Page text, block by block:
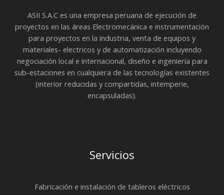
ASII S.A.C es una empresa peruana de ejecución de
proyectos en las áreas Electromecánica e instrumentación
para proyectos en la industria, venta de equipos y
materiales- electricos y de automatización incluyendo
negociación local e internacional, diseño e ingeniería para
sub-estaciones en cualquiera de las tecnologías existentes
(interior reducidas y compartidas, intemperie,
encapsuladas).
Servicios
Fabricación e instalación de tableros eléctricos